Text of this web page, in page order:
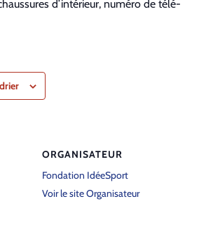
d’intérieur, numéro de télé­
ORGANISATEUR
Fondation IdéeSport
Voir le site Organisateur